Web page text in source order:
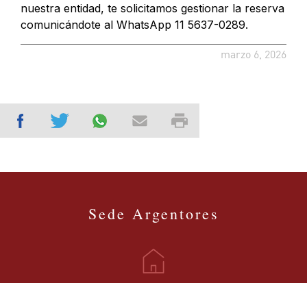
nuestra entidad, te solicitamos gestionar la reserva
comunicándote al WhatsApp 11 5637-0289.
marzo 6, 2026
Sede Argentores